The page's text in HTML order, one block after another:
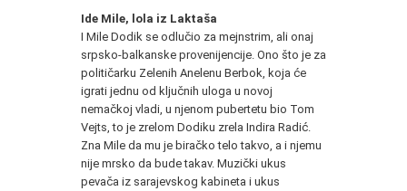
Ide Mile, lola iz Laktaša
I Mile Dodik se odlučio za mejnstrim, ali onaj
srpsko-balkanske provenijencije. Ono što je za
političarku Zelenih Anelenu Berbok, koja će
igrati jednu od ključnih uloga u novoj
nemačkoj vladi, u njenom pubertetu bio Tom
Vejts, to je zrelom Dodiku zrela Indira Radić.
Zna Mile da mu je biračko telo takvo, a i njemu
nije mrsko da bude takav. Muzički ukus
pevača iz sarajevskog kabineta i ukus